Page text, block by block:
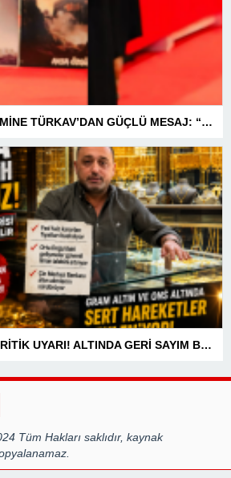
MHP’DE KAN DEĞİŞİMİNE TÜRKAV’DAN GÜÇLÜ MESAJ: “BİRLİK VE BERABERLİKLE DAHA GÜÇLÜYÜZ”
HASAN ACAR’DAN KRİTİK UYARI! ALTINDA GERİ SAYIM BAŞLADI! 14 TEMMUZ’DAKİ VERİ PİYASALARIN YÖNÜNÜ BELİRLEYECEK
Tüm Hakları saklıdır, kaynak